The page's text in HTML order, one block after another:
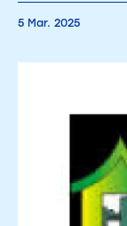
5 Mar. 2025